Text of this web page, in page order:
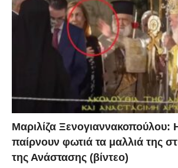
Μαριλίζα Ξενογιαννακοπούλου:
παίρνουν φωτιά τα μαλλιά της
της Ανάστασης (βίντεο)